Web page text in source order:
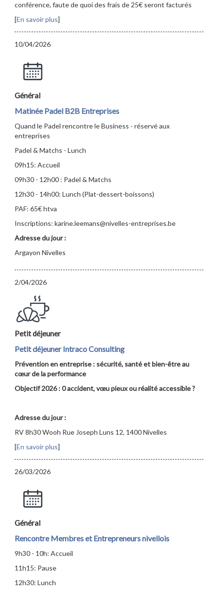
conférence, faute de quoi des frais de 25€ seront facturés
[En savoir plus]
10/04/2026
Général
Matinée Padel B2B Entreprises
Quand le Padel rencontre le Business - réservé aux
entreprises
Padel & Matchs - Lunch
09h15: Accueil
09h30 - 12h00 : Padel & Matchs
12h30 - 14h00: Lunch (Plat-dessert-boissons)
PAF: 65€ htva
Inscriptions: karine.leemans@nivelles-entreprises.be
Adresse du jour :
Argayon Nivelles
2/04/2026
Petit déjeuner
Petit déjeuner Intraco Consulting
Prévention en entreprise : sécurité, santé et bien-être au
cœur de la performance
Objectif 2026 : 0 accident, vœu pieux ou réalité accessible ?
Adresse du jour :
RV 8h30 Wooh Rue Joseph Luns 12, 1400 Nivelles
[En savoir plus]
26/03/2026
Général
Rencontre Membres et Entrepreneurs nivellois
9h30 - 10h: Accueil
11h15: Pause
12h30: Lunch